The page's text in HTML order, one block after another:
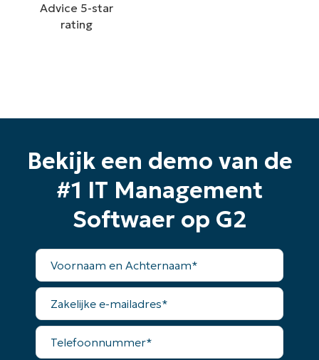
Bekijk een demo van de
#1 IT Management
Softwaer op G2
Voornaam
Achternaam*
Zakelijke
mailadres*
Telefoonnummer*